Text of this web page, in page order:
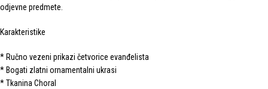
odjevne predmete.
Karakteristike
* Ručno vezeni prikazi četvorice evanđelista
* Bogati zlatni ornamentalni ukrasi
* Tkanina Choral